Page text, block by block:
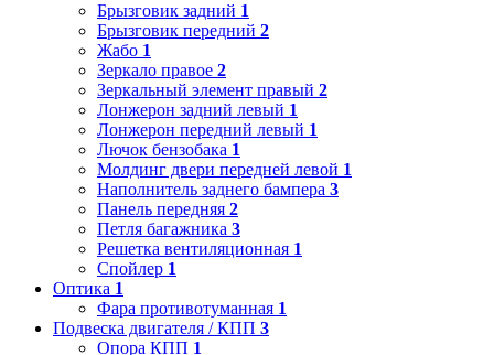
Брызговик задний 1
Брызговик передний 2
Жабо 1
Зеркало правое 2
Зеркальный элемент правый 2
Лонжерон задний левый 1
Лонжерон передний левый 1
Лючок бензобака 1
Молдинг двери передней левой 1
Наполнитель заднего бампера 3
Панель передняя 2
Петля багажника 3
Решетка вентиляционная 1
Спойлер 1
Оптика 1
Фара противотуманная 1
Подвеска двигателя / КПП 3
Опора КПП 1